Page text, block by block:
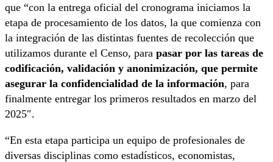
que “con la entrega oficial del cronograma iniciamos la
etapa de procesamiento de los datos, la que comienza con
la integración de las distintas fuentes de recolección que
utilizamos durante el Censo, para pasar por las tareas de
codificación, validación y anonimización, que permite
asegurar la confidencialidad de la información, para
finalmente entregar los primeros resultados en marzo del
2025″.
“En esta etapa participa un equipo de profesionales de
diversas disciplinas como estadísticos, economistas,